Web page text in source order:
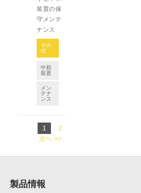
装置の保
守メンテ
ナンス
その
他
中和
装置
メン
テナ
ンス
1
2
次へ >>
製品情報